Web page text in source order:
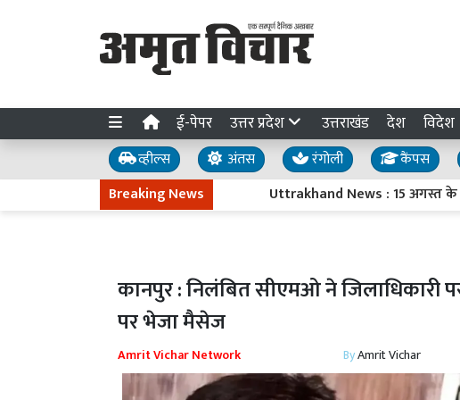
ई-पेपर उत्तर प्रदेश उत्तराखंड देश विदेश
व्हील्स अंतस रंगोली कैंपस
Breaking News
Uttrakhand News : 15 अगस्त के वीकेंड
कानपुर : निलंबित सीएमओ ने जिलाधिकारी
पर भेजा मैसेज
Amrit Vichar Network ByAmrit Vichar